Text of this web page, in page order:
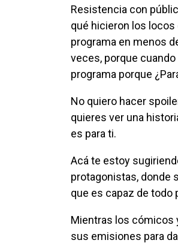
Resistencia con
qué hicieron los locos
programa en menos
veces, porque
programa porque
No quiero hacer spoiler, pero si eres comediante, standupero, periodista, o simplemente
quieres ver una
es para ti.
Acá te estoy sugiriendo un documental hecho por gente maravillosa y contado por sus
protagonistas, donde
que es capaz de todo
Mientras los cómicos y los programas de entretenimiento de todo el mundo detuvieron
sus emisiones para